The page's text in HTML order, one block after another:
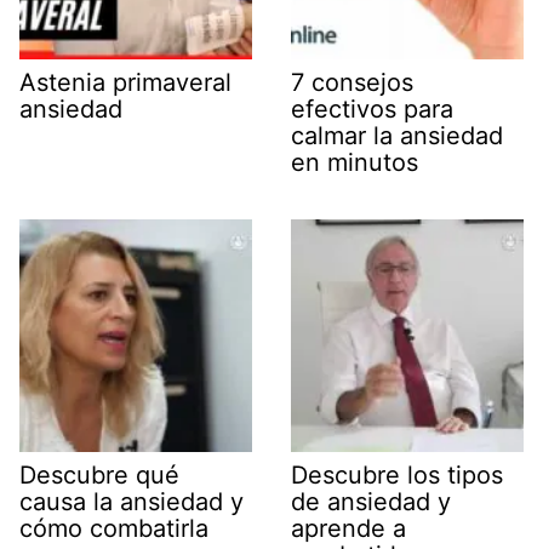
Astenia primaveral
ansiedad
7 consejos
efectivos para
calmar la ansiedad
en minutos
Descubre qué
causa la ansiedad y
cómo combatirla
Descubre los tipos
de ansiedad y
aprende a